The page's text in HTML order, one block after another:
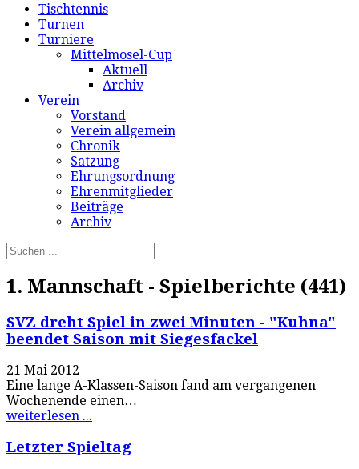
Tischtennis
Turnen
Turniere
Mittelmosel-Cup
Aktuell
Archiv
Verein
Vorstand
Verein allgemein
Chronik
Satzung
Ehrungsordnung
Ehrenmitglieder
Beiträge
Archiv
1. Mannschaft - Spielberichte (441)
SVZ dreht Spiel in zwei Minuten - "Kuhna"
beendet Saison mit Siegesfackel
21 Mai 2012
Eine lange A-Klassen-Saison fand am vergangenen
Wochenende einen…
weiterlesen ...
Letzter Spieltag